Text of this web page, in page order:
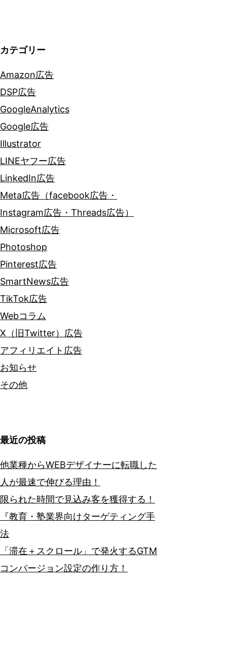
カテゴリー
Amazon広告
DSP広告
GoogleAnalytics
Google広告
Illustrator
LINEヤフー広告
LinkedIn広告
Meta広告（facebook広告・
Instagram広告・Threads広告）
Microsoft広告
Photoshop
Pinterest広告
SmartNews広告
TikTok広告
Webコラム
X（旧Twitter）広告
アフィリエイト広告
お知らせ
その他
最近の投稿
他業種からWEBデザイナーに転職した
人が最速で伸びる理由！
限られた時間で見込み客を獲得する！
『教育・塾業界向けターゲティング手
法
「滞在＋スクロール」で発火するGTM
コンバージョン設定の作り方！